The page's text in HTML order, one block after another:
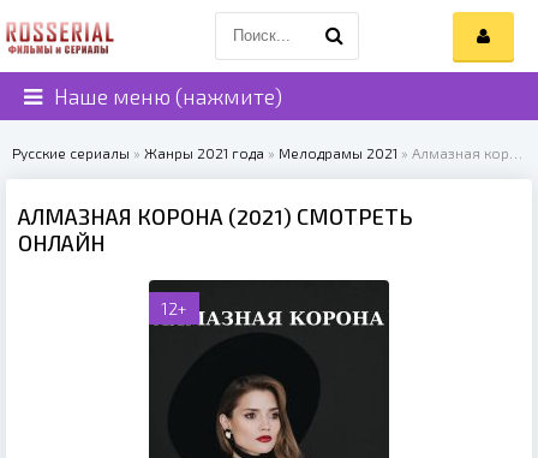
Наше меню (нажмите)
Русские сериалы » Жанры 2021 года » Мелодрамы 2021 » Алмазная корона (2021)
АЛМАЗНАЯ КОРОНА (2021) СМОТРЕТЬ
ОНЛАЙН
12+